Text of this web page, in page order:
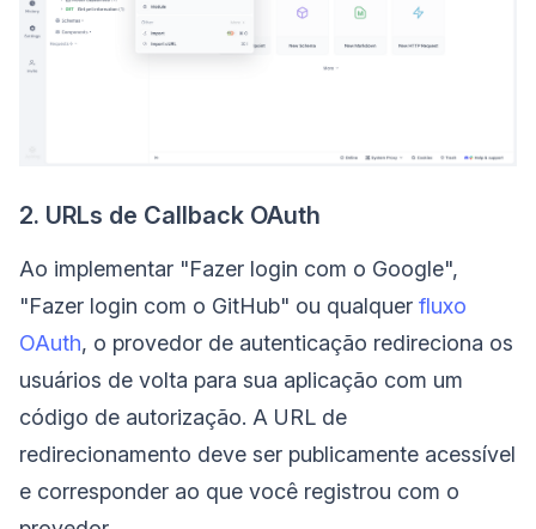
2. URLs de Callback OAuth
Ao implementar "Fazer login com o Google",
"Fazer login com o GitHub" ou qualquer fluxo
OAuth, o provedor de autenticação redireciona os
usuários de volta para sua aplicação com um
código de autorização. A URL de
redirecionamento deve ser publicamente acessível
e corresponder ao que você registrou com o